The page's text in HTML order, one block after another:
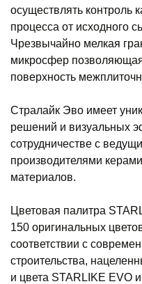
осуществлять контроль
процесса от исходного
Чрезвычайно мелкая
микросфер
поверхность
Стралайк Эво имеет
решений и визуальных
сотрудничестве с
производителями
материалов.
Цветовая палитра
150 оригинальных
соответствии с
строительства,
и цвета STARLIKE EVO